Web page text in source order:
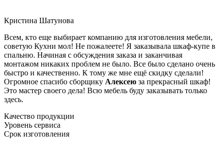
Кристина Шатунова
Всем, кто еще выбирает компанию для изготовления мебели,
советую Кухни мол! Не пожалеете! Я заказывала шкаф-купе в
спальню. Начиная с обсуждения заказа и заканчивая
монтажом никаких проблем не было. Все было сделано очень
быстро и качественно. К тому же мне ещё скидку сделали!
Огромное спасибо сборщику Алексею за прекрасный шкаф!
Это мастер своего дела! Всю мебель буду заказывать только
здесь.
Качество продукции
Уровень сервиса
Срок изготовления